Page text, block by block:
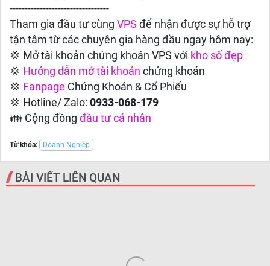
---------------------------------
Tham gia đầu tư cùng VPS để nhận được sự hỗ trợ
tận tâm từ các chuyên gia hàng đầu ngay hôm nay:
💢 Mở tài khoản chứng khoán VPS với kho số đẹp
💢 Hướng dẫn mở tài khoản chứng khoán
💢 Fanpage Chứng Khoán & Cổ Phiếu
💢 Hotline/ Zalo: 0933-068-179
👪 Cộng đồng đầu tư cá nhân
Từ khóa: Doanh Nghiệp
BÀI VIẾT LIÊN QUAN